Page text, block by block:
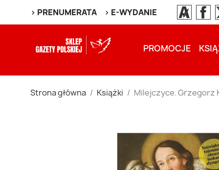
> PRENUMERATA > E-WYDANIE
PROMOCJE
Strona główna Książki Milejczyce. Grzegorz